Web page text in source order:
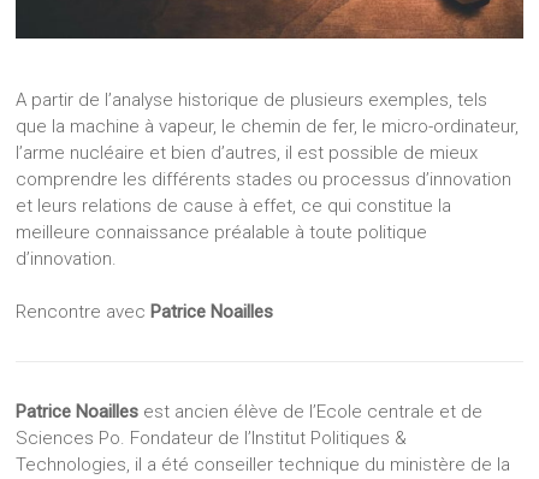
A partir de l’analyse historique de plusieurs exemples, tels
que la machine à vapeur, le chemin de fer, le micro-ordinateur,
l’arme nucléaire et bien d’autres, il est possible de mieux
comprendre les différents stades ou processus d’innovation
et leurs relations de cause à effet, ce qui constitue la
meilleure connaissance préalable à toute politique
d’innovation.
Rencontre avec Patrice Noailles
Patrice Noailles est ancien élève de l’Ecole centrale et de
Sciences Po. Fondateur de l’Institut Politiques &
Technologies, il a été conseiller technique du ministère de la